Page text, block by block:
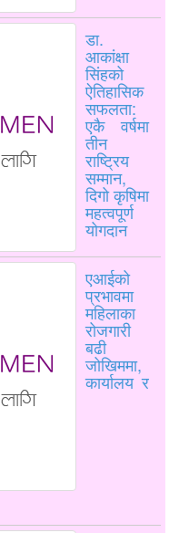
डा.
आकांक्षा
सिंहको
ऐतिहासिक
सफलता:
एकै वर्षमा
तीन
राष्ट्रिय
सम्मान,
दिगो कृषिमा
महत्वपूर्ण
योगदान
एआईको
प्रभावमा
महिलाका
रोजगारी
बढी
जोखिममा,
कार्यालय र